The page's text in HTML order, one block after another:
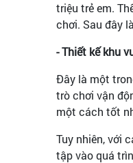
triệu trẻ em.
chơi. Sau đây
- Thiết kế khu
Đây là một
trò chơi vận
một cách tốt
Tuy nhiên, với
tập vào quá